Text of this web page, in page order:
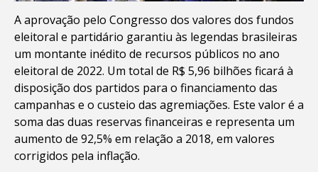
A aprovação pelo Congresso dos valores dos fundos
eleitoral e partidário garantiu às legendas brasileiras
um montante inédito de recursos públicos no ano
eleitoral de 2022. Um total de R$ 5,96 bilhões ficará à
disposição dos partidos para o financiamento das
campanhas e o custeio das agremiações. Este valor é a
soma das duas reservas financeiras e representa um
aumento de 92,5% em relação a 2018, em valores
corrigidos pela inflação.